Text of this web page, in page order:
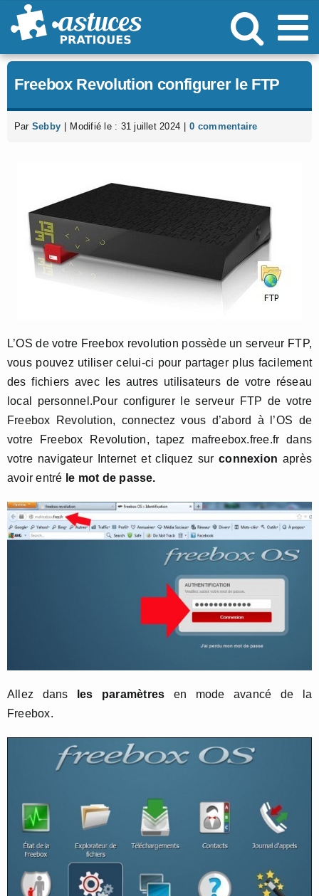
Passer
au
Freebox Revolution configurer le FTP
Par Sebby Modifié le : 31 juillet 2024 0 commentaire
L’OS de votre Freebox revolution possède un serveur FTP,
vous pouvez utiliser celui-ci pour partager plus facilement
des fichiers avec les autres utilisateurs de votre réseau
local personnel.Pour configurer le serveur FTP de votre
Freebox Revolution, connectez vous d’abord à l’OS de
votre Freebox Revolution, tapez mafreebox.free.fr dans
votre navigateur Internet et cliquez surconnexion après
avoir entré le mot de passe.
Allez dans les paramètres en mode avancé de la
Freebox.